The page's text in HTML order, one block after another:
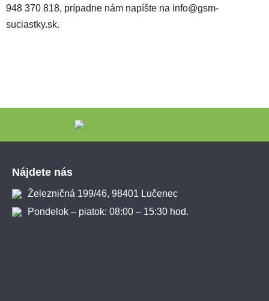
948 370 818, prípadne nám napíšte na info@gsm-
suciastky.sk.
Nájdete nás
Železničná 199/46, 98401 Lučenec
Pondelok – piatok: 08:00 – 15:30 hod.